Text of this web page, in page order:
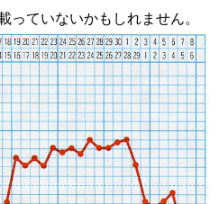
っていないかもしれません。